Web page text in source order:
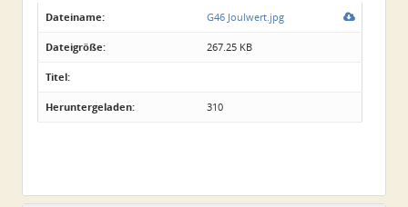
Dateiname: G46 Joulwert.jpg
Dateigröße: 267.25 KB
Titel:
Heruntergeladen: 310